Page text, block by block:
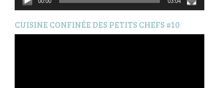
CUISINE CONFINÉE DES PETITS CHEFS #10